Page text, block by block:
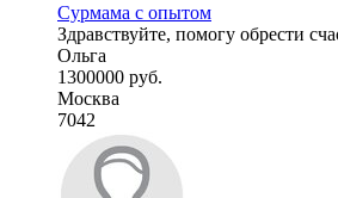
Сурмама с опытом
Здравствуйте, помогу обрести
Ольга
1300000 руб.
Москва
7042